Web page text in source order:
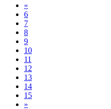
«
6
7
8
9
10
11
12
13
14
15
»